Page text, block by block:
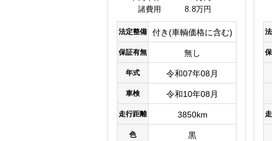
諸費用
8.8万円
法定整備 付き(車輌価格に含む)
保証有無 無し
年式 令和07年08月
車検 令和10年08月
走行距離 3850km
色 黒